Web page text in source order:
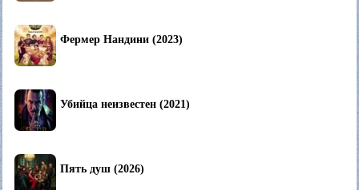
Фермер Нандини (2023)
Убийца неизвестен (2021)
Пять душ (2026)